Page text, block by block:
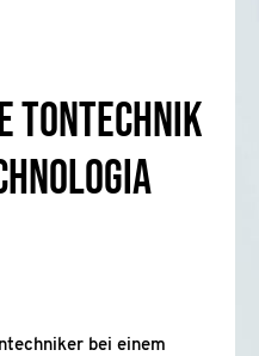
Tontechnik
bei einem